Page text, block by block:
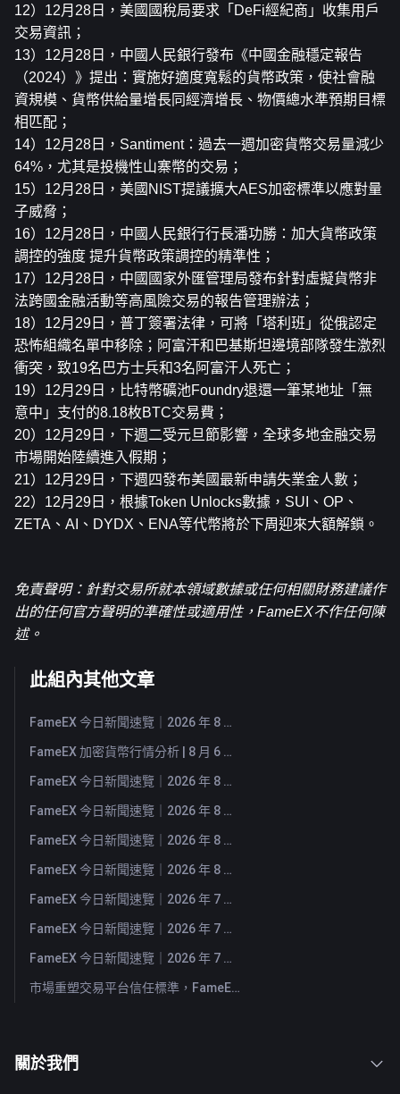
12）12月28日，美國國稅局要求「DeFi經紀商」收集用戶
交易資訊；
13）12月28日，中國人民銀行發布《中國金融穩定報告
（2024）》提出：實施好適度寬鬆的貨幣政策，使社會融
資規模、貨幣供給量增長同經濟增長、物價總水準預期目標
相匹配；
14）12月28日，Santiment：過去一週加密貨幣交易量減少
64%，尤其是投機性山寨幣的交易；
15）12月28日，美國NIST提議擴大AES加密標準以應對量
子威脅；
16）12月28日，中國人民銀行行長潘功勝：加大貨幣政策
調控的強度 提升貨幣政策調控的精準性；
17）12月28日，中國國家外匯管理局發布針對虛擬貨幣非
法跨國金融活動等高風險交易的報告管理辦法；
18）12月29日，普丁簽署法律，可將「塔利班」從俄認定
恐怖組織名單中移除；阿富汗和巴基斯坦邊境部隊發生激烈
衝突，致19名巴方士兵和3名阿富汗人死亡；
19）12月29日，比特幣礦池Foundry退還一筆某地址「無
意中」支付的8.18枚BTC交易費；
20）12月29日，下週二受元旦節影響，全球多地金融交易
市場開始陸續進入假期；
21）12月29日，下週四發布美國最新申請失業金人數；
22）12月29日，根據Token Unlocks數據，SUI、OP、
ZETA、AI、DYDX、ENA等代幣將於下周迎來大額解鎖。
免責聲明：針對交易所就本領域數據或任何相關財務建議作
出的任何官方聲明的準確性或適用性，FameEX不作任何陳
述。
此組內其他文章
FameEX 今日新聞速覽｜2026 年 8 月 7 日
FameEX 加密貨幣行情分析 | 8 月 6 日, 2026
FameEX 今日新聞速覽｜2026 年 8 月 6 日
FameEX 今日新聞速覽｜2026 年 8 月 5 日
FameEX 今日新聞速覽｜2026 年 8 月 4 日
FameEX 今日新聞速覽｜2026 年 8 月 3 日
FameEX 今日新聞速覽｜2026 年 7 月 31 日
FameEX 今日新聞速覽｜2026 年 7 月 30 日
FameEX 今日新聞速覽｜2026 年 7 月 29 日
市場重塑交易平台信任標準，FameEX 以八年穩健營運持續服務全球用戶
關於我們